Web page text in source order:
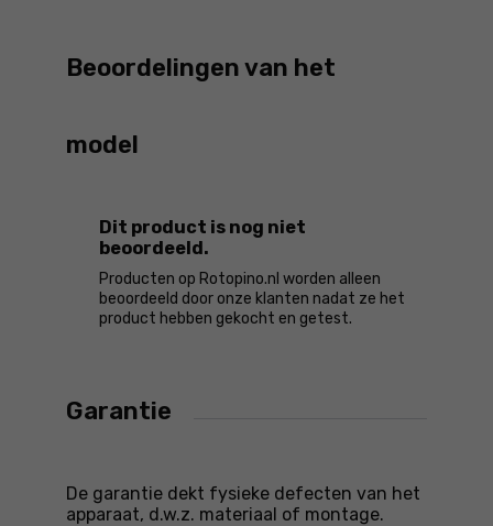
Beoordelingen van het
model
Dit product is nog niet
beoordeeld.
Producten op Rotopino.nl worden alleen
beoordeeld door onze klanten nadat ze het
product hebben gekocht en getest.
Garantie
De garantie dekt fysieke defecten van het
apparaat, d.w.z. materiaal of montage.